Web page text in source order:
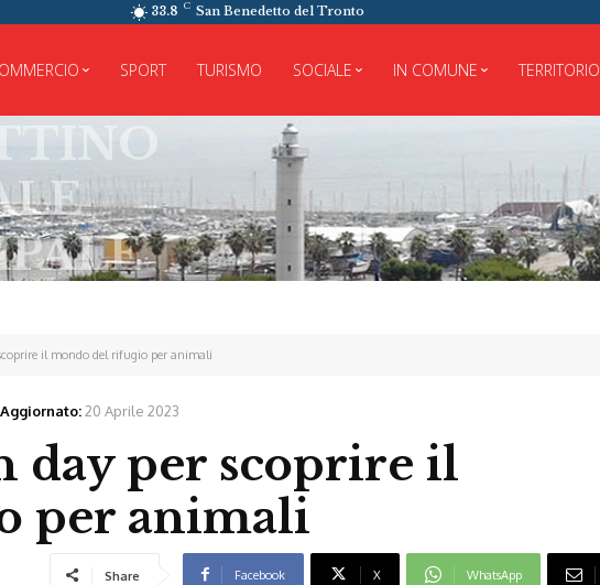
33.8 C San Benedetto del Tronto
SPORT TURISMO SOCIALE IN COMUNE TERRITORIO
il mondo del rifugio per animali
Aggiornato:20 Aprile 2023
day per scoprire il
per animali
Share Facebook X WhatsApp